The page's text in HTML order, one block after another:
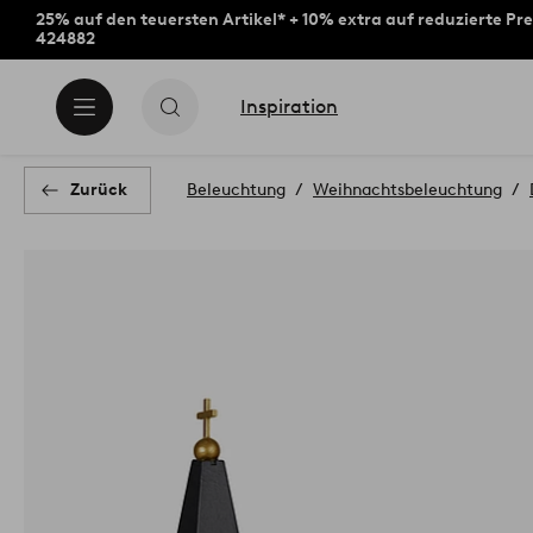
25% auf den teuersten Artikel* + 10% extra auf reduzierte
424882
Inspiration
Zurück Beleuchtung Weihnachtsbeleuchtung